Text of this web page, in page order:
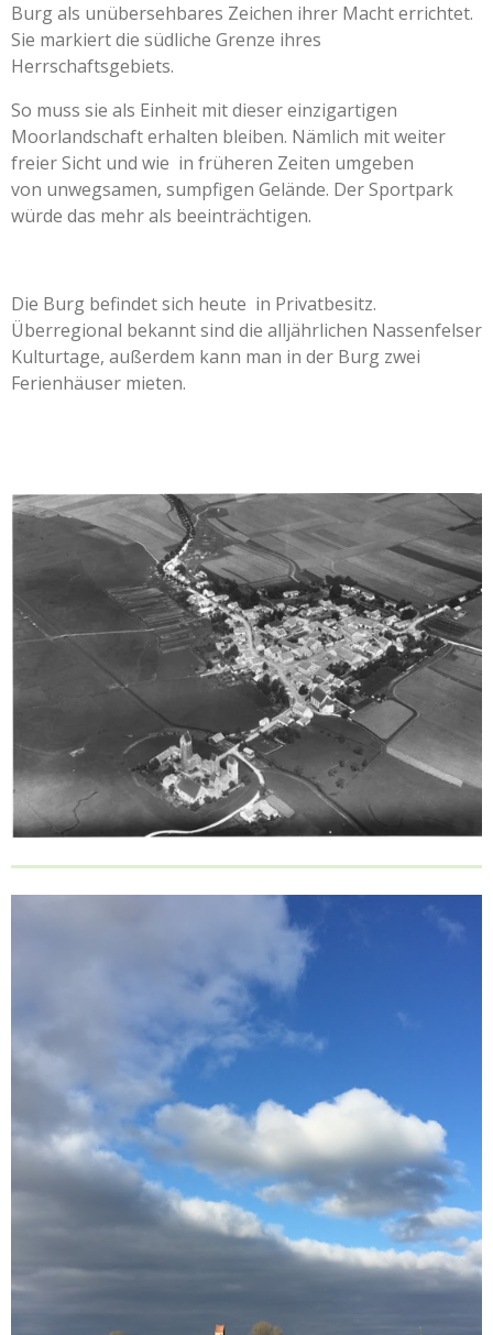
Burg als unübersehbares Zeichen ihrer Macht errichtet.
Sie markiert die südliche Grenze ihres
Herrschaftsgebiets.
So muss sie als Einheit mit dieser einzigartigen
Moorlandschaft erhalten bleiben. Nämlich mit weiter
freier Sicht und wie in früheren Zeiten umgeben
von unwegsamen, sumpfigen Gelände. Der Sportpark
würde das mehr als beeinträchtigen.
Die Burg befindet sich heute in Privatbesitz.
Überregional bekannt sind die alljährlichen Nassenfelser
Kulturtage, außerdem kann man in der Burg zwei
Ferienhäuser mieten.